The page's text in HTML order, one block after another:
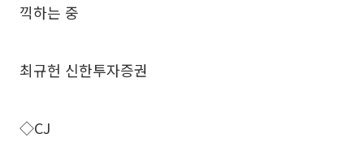
끽하는 중
최규헌 신한투자증권
◇CJ